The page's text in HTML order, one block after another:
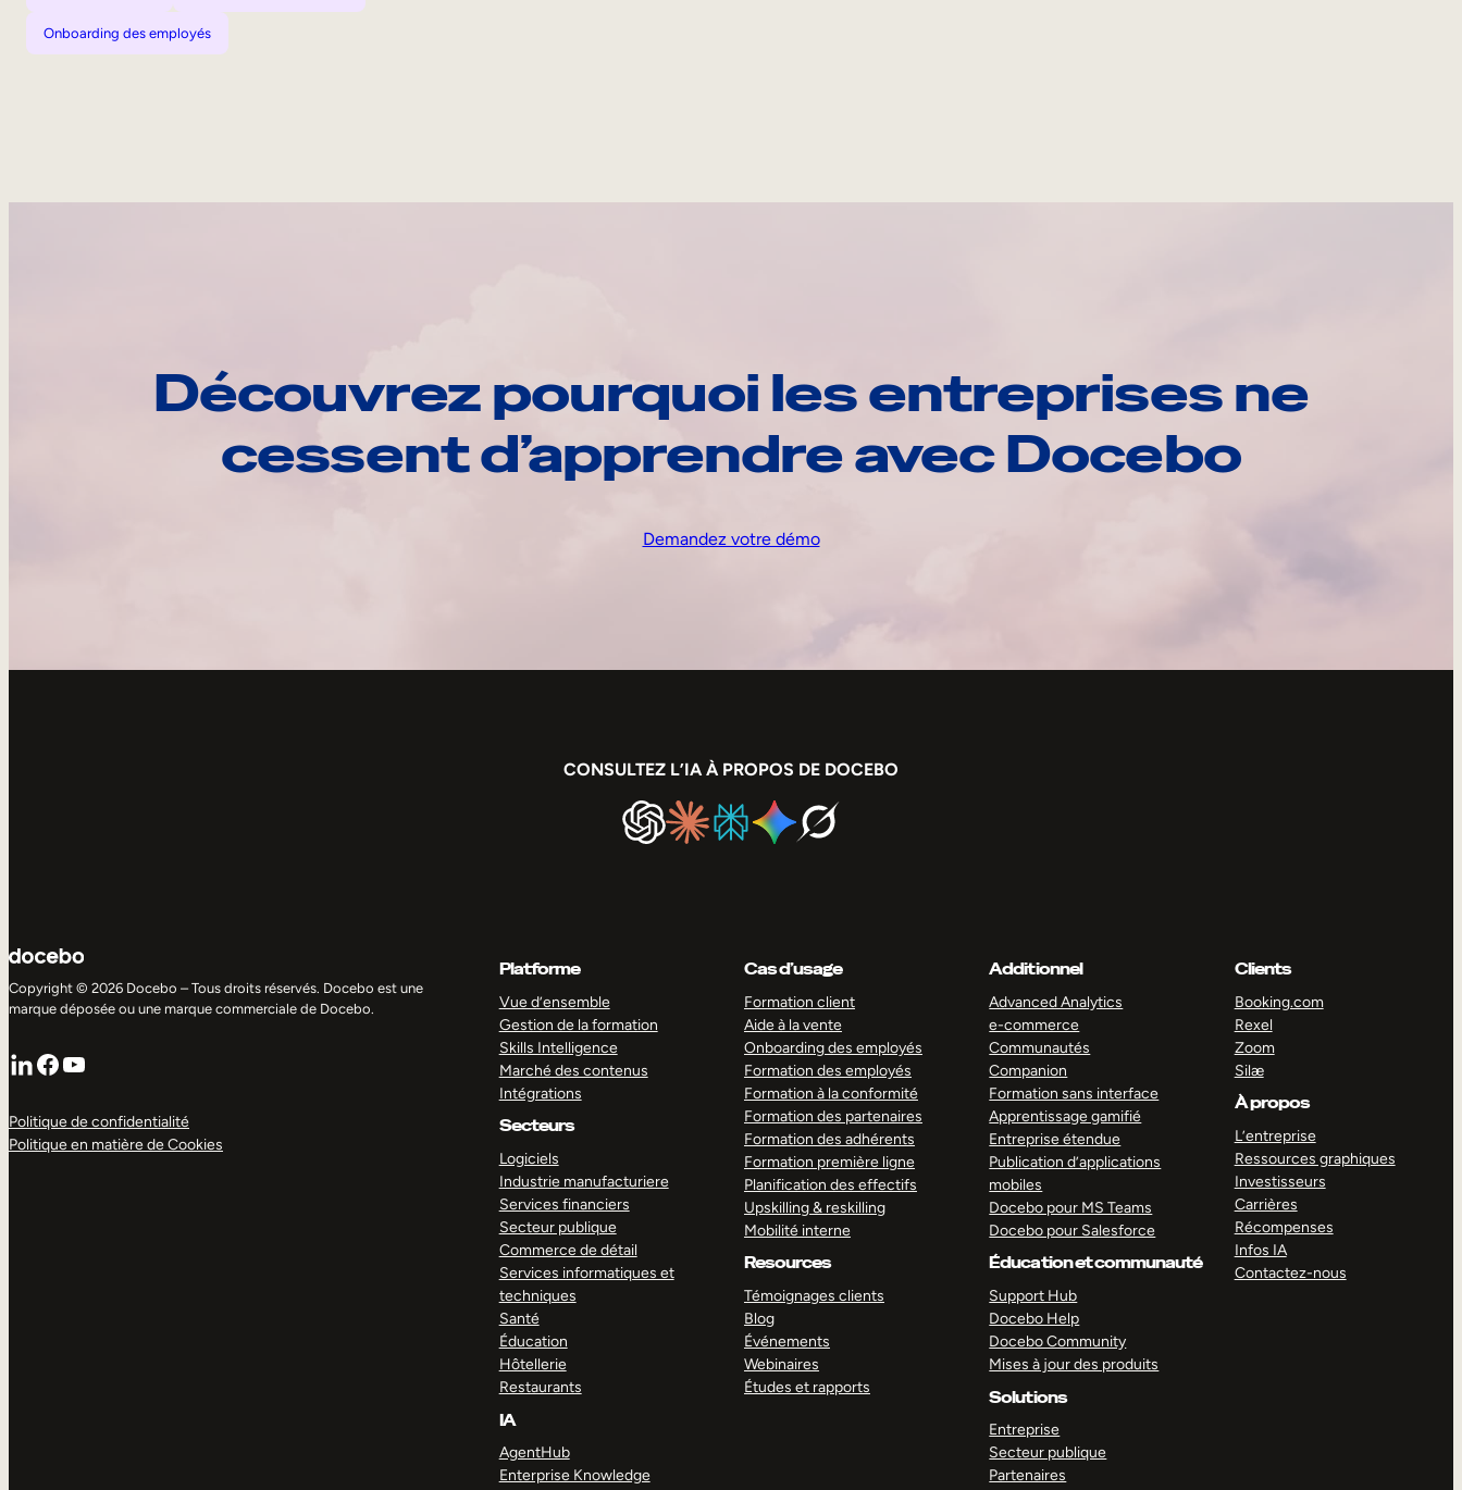
Onboarding des employés
Découvrez pourquoi les entreprises ne
cessent d’apprendre avec Docebo
Demandez votre démo
CONSULTEZ L’IA À PROPOS DE DOCEBO
Copyright © 2026 Docebo – Tous droits réservés. Docebo est une
marque déposée ou une marque commerciale de Docebo.
LinkedIn
Facebook
YouTube
Politique de confidentialité
Politique en matière de Cookies
Platforme
Vue d’ensemble
Gestion de la formation
Skills Intelligence
Marché des contenus
Intégrations
Secteurs
Logiciels
Industrie manufacturiere
Services financiers
Secteur publique
Commerce de détail
Services informatiques et
techniques
Santé
Éducation
Hôtellerie
Restaurants
IA
AgentHub
Enterprise Knowledge
Cas d’usage
Formation client
Aide à la vente
Onboarding des employés
Formation des employés
Formation à la conformité
Formation des partenaires
Formation des adhérents
Formation première ligne
Planification des effectifs
Upskilling & reskilling
Mobilité interne
Resources
Témoignages clients
Blog
Événements
Webinaires
Études et rapports
Additionnel
Advanced Analytics
e-commerce
Communautés
Companion
Formation sans interface
Apprentissage gamifié
Entreprise étendue
Publication d’applications
mobiles
Docebo pour MS Teams
Docebo pour Salesforce
Éducation et communauté
Support Hub
Docebo Help
Docebo Community
Mises à jour des produits
Solutions
Entreprise
Secteur publique
Partenaires
Clients
Booking.com
Rexel
Zoom
Silæ
À propos
L’entreprise
Ressources graphiques
Investisseurs
Carrières
Récompenses
Infos IA
Contactez-nous